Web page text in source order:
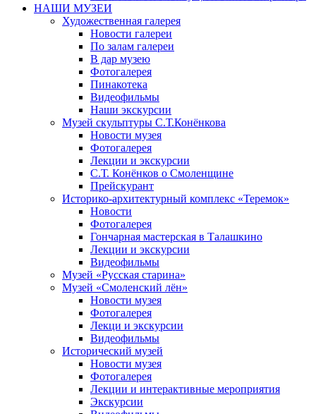
НАШИ МУЗЕИ
Художественная галерея
Новости галереи
По залам галереи
В дар музею
Фотогалерея
Пинакотека
Видеофильмы
Наши экскурсии
Музей скульптуры С.Т.Конёнкова
Новости музея
Фотогалерея
Лекции и экскурсии
С.Т. Конёнков о Смоленщине
Прейскурант
Историко-архитектурный комплекс «Теремок»
Новости
Фотогалерея
Гончарная мастерская в Талашкино
Лекции и экскурсии
Видеофильмы
Музей «Русская старина»
Музей «Смоленский лён»
Новости музея
Фотогалерея
Лекци и экскурсии
Видеофильмы
Исторический музей
Новости музея
Фотогалерея
Лекции и интерактивные мероприятия
Экскурсии